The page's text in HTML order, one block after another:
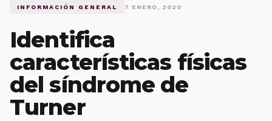
INFORMACIÓN GENERAL 7 ENERO, 2020
Identifica
características físicas
del síndrome de
Turner